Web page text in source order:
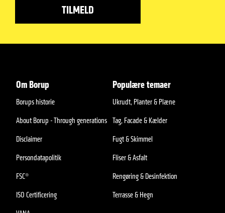
Om Borup
Borups historie
About Borup - Through generations
Disclaimer
Persondatapolitik
FSC®
ISO Certificering
Populære temaer
Ukrudt, Planter & Plæne
Tag, Facade & Kælder
Fugt & Skimmel
Fliser & Asfalt
Rengøring & Desinfektion
Terrasse & Hegn